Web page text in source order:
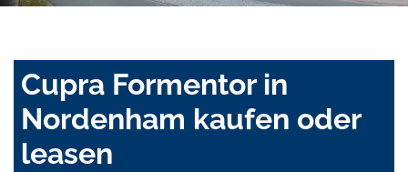
Cupra Formentor in
Nordenham kaufen oder
leasen